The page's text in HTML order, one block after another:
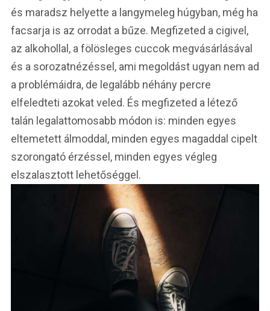
és maradsz helyette a langymeleg húgyban, még ha
facsarja is az orrodat a bűze. Megfizeted a cigivel,
az alkohollal, a fölösleges cuccok megvásárlásával
és a sorozatnézéssel, ami megoldást ugyan nem ad
a problémáidra, de legalább néhány percre
elfeledteti azokat veled. És megfizeted a létező
talán legalattomosabb módon is: minden egyes
eltemetett álmoddal, minden egyes magaddal cipelt
szorongató érzéssel, minden egyes végleg
elszalasztott lehetőséggel.